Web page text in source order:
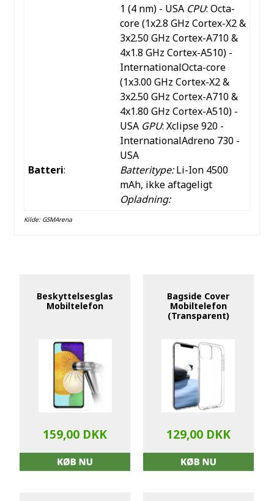
1 (4 nm) - USA CPU: Octa-
core (1x2.8 GHz Cortex-X2 &
3x2.50 GHz Cortex-A710 &
4x1.8 GHz Cortex-A510) -
InternationalOcta-core
(1x3.00 GHz Cortex-X2 &
3x2.50 GHz Cortex-A710 &
4x1.80 GHz Cortex-A510) -
USA GPU: Xclipse 920 -
InternationalAdreno 730 -
USA
Batteri: Batteritype:Li-Ion 4500
mAh, ikke aftageligt
Opladning:
Kilde: GSMArena
Beskyttelsesglas
Mobiltelefon
159,00 DKK
Bagside Cover
Mobiltelefon
(Transparent)
129,00 DKK